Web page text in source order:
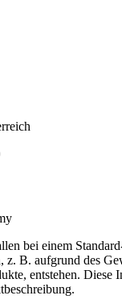
bei einem
z. B. aufgrund des
entstehen. Diese